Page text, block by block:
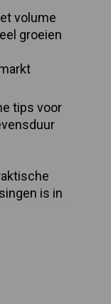
volume
groeien
tips voor
is in